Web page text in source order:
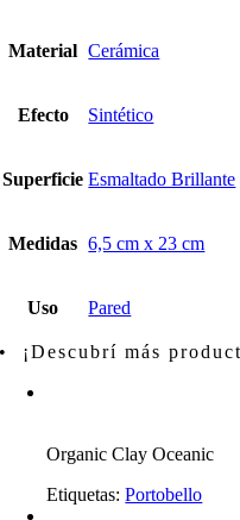
Material Cerámica
Efecto Sintético
Superficie Esmaltado Brillante
Medidas 6,5 cm x 23 cm
Uso Pared
• ¡Descubrí más
Organic Clay Oceanic
Etiquetas:Portobello